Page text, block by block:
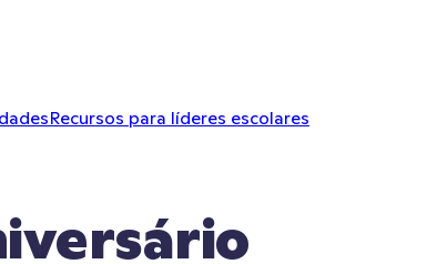
Recursos para líderes escolares